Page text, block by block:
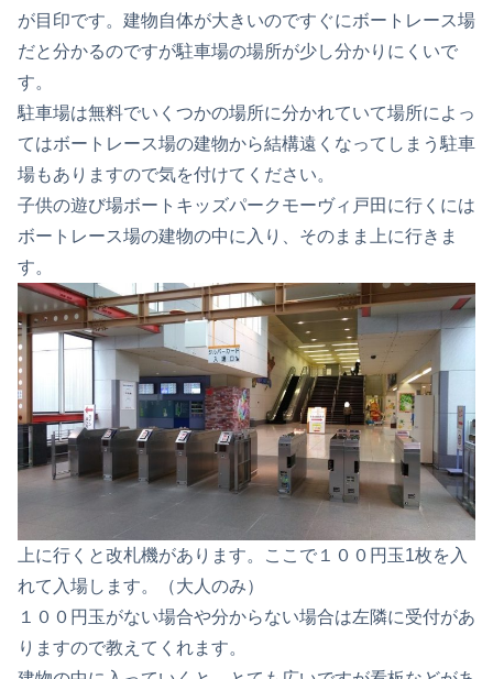
が目印です。建物自体が大きいのですぐにボートレース場
だと分かるのですが駐車場の場所が少し分かりにくいで
す。
駐車場は無料でいくつかの場所に分かれていて場所によっ
てはボートレース場の建物から結構遠くなってしまう駐車
場もありますので気を付けてください。
子供の遊び場ボートキッズパークモーヴィ戸田に行くには
ボートレース場の建物の中に入り、そのまま上に行きま
す。
上に行くと改札機があります。ここで１００円玉1枚を入
れて入場します。（大人のみ）
１００円玉がない場合や分からない場合は左隣に受付があ
りますので教えてくれます。